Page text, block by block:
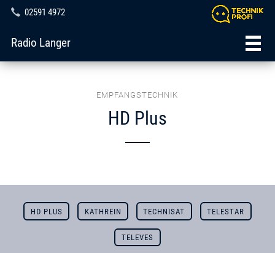
02591 4972
Radio Langer
EMPFANGSTECHNIK
HD Plus
HD PLUS KATHREIN TECHNISAT TELESTAR
TELEVES